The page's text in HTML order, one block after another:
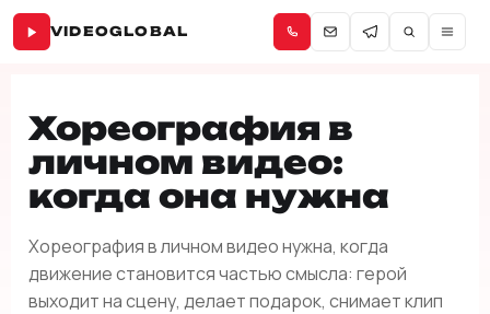
VIDEOGLOBAL
Хореография в
личном видео:
когда она нужна
Хореография в личном видео нужна, когда
движение становится частью смысла: герой
выходит на сцену, делает подарок, снимает клип